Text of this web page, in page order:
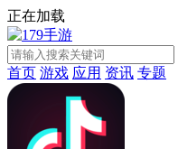
正在加载
首页 游戏 应用 资讯 专题